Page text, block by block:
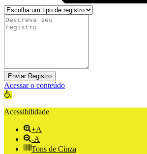
Enviar Registro
Acessar o conteúdo
Abrir a barra de ferramentas
Acessibilidade
+A
-A
Tons de Cinza